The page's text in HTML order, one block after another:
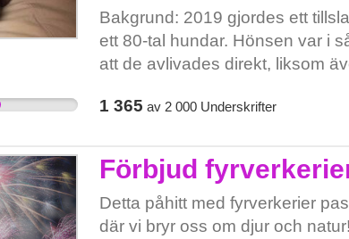
Bakgrund: 2019 gjordes ett
ett 80-tal hundar. Hönsen var i
att de avlivades direkt, liksom
mestadels i två små husvagnar
stora delar av kroppen och alla
ögon-, öron- och hud-problem,
magra och fruktansvärt
hade längre päls hade avföring
1 365 av 2 000Underskrifter
Förbjud
Detta påhitt med fyrverkerier
där vi bryr oss om djur och